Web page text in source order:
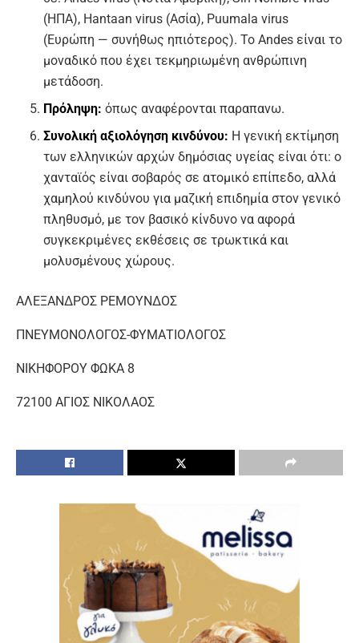
(ΗΠΑ), Hantaan virus (Ασία), Puumala virus
(Ευρώπη — συνήθως ηπιότερος). Το Andes είναι το
μοναδικό που έχει τεκμηριωμένη ανθρώπινη
μετάδοση.
Πρόληψη:όπως αναφέρονται παραπανω.
Συνολική αξιολόγηση κινδύνου: Η γενική εκτίμηση
των ελληνικών αρχών δημόσιας υγείας είναι ότι: ο
χανταϊός είναι σοβαρός σε ατομικό επίπεδο, αλλά
χαμηλού κινδύνου για μαζική επιδημία στον γενικό
πληθυσμό, με τον βασικό κίνδυνο να αφορά
συγκεκριμένες εκθέσεις σε τρωκτικά και
μολυσμένους χώρους.
ΑΛΕΞΑΝΔΡΟΣ ΡΕΜΟΥΝΔΟΣ
ΠΝΕΥΜΟΝΟΛΟΓΟΣ-ΦΥΜΑΤΙΟΛΟΓΟΣ
ΝΙΚΗΦΟΡΟΥ ΦΩΚΑ 8
72100 ΑΓΙΟΣ ΝΙΚΟΛΑΟΣ